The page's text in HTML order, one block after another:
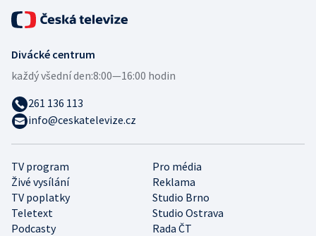
TV program
Pro média
Živé vysílání
Reklama
TV poplatky
Studio Brno
Teletext
Studio Ostrava
Podcasty
Rada ČT
Divácké centrum
každý všední den:8:00—16:00 hodin
261 136 113
info@ceskatelevize.cz